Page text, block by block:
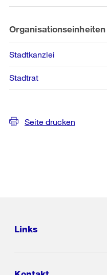
Organisationseinheiten
Stadtkanzlei
Stadtrat
Seite drucken
Links